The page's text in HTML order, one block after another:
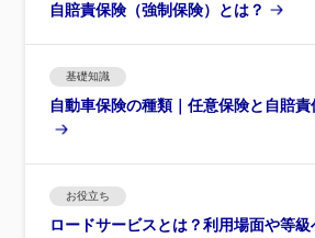
自賠責保険（強制保険）とは？
基礎知識
自動車保険の種類｜任意保険と自賠責
お役立ち
ロードサービスとは？利用場面や等